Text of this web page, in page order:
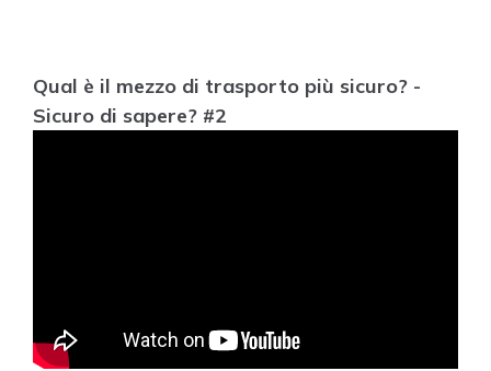
Qual è il mezzo di trasporto più sicuro? -
Sicuro di sapere? #2